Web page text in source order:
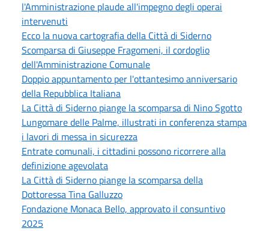
l'Amministrazione plaude all'impegno degli operai
intervenuti
Ecco la nuova cartografia della Città di Siderno
Scomparsa di Giuseppe Fragomeni, il cordoglio
dell'Amministrazione Comunale
Doppio appuntamento per l'ottantesimo anniversario
della Repubblica Italiana
La Città di Siderno piange la scomparsa di Nino Sgotto
Lungomare delle Palme, illustrati in conferenza stampa
i lavori di messa in sicurezza
Entrate comunali, i cittadini possono ricorrere alla
definizione agevolata
La Città di Siderno piange la scomparsa della
Dottoressa Tina Galluzzo
Fondazione Monaca Bello, approvato il consuntivo
2025